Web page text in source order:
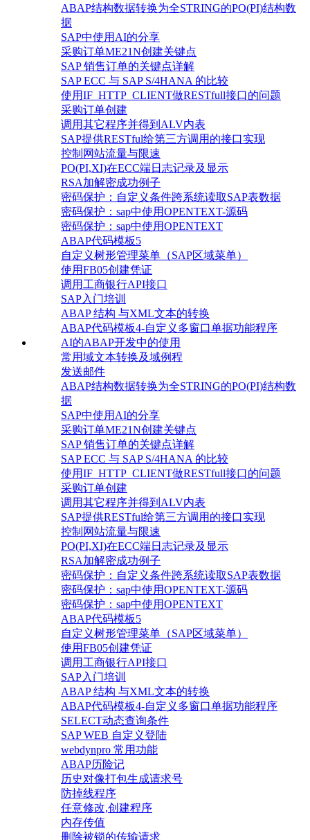
ABAP结构数据转换为全STRING的PO(PI)结构数
据
SAP中使用AI的分享
采购订单ME21N创建关键点
SAP 销售订单的关键点详解
SAP ECC 与 SAP S/4HANA 的比较
使用IF_HTTP_CLIENT做RESTfull接口的问题
采购订单创建
调用其它程序并得到ALV内表
SAP提供RESTful给第三方调用的接口实现
控制网站流量与限速
PO(PI,XI)在ECC端日志记录及显示
RSA加解密成功例子
密码保护：自定义条件跨系统读取SAP表数据
密码保护：sap中使用OPENTEXT-源码
密码保护：sap中使用OPENTEXT
ABAP代码模板5
自定义树形管理菜单（SAP区域菜单）
使用FB05创建凭证
调用工商银行API接口
SAP入门培训
ABAP 结构 与XML文本的转换
ABAP代码模板4-自定义多窗口单据功能程序
AI的ABAP开发中的使用
常用域文本转换及域例程
发送邮件
ABAP结构数据转换为全STRING的PO(PI)结构数
据
SAP中使用AI的分享
采购订单ME21N创建关键点
SAP 销售订单的关键点详解
SAP ECC 与 SAP S/4HANA 的比较
使用IF_HTTP_CLIENT做RESTfull接口的问题
采购订单创建
调用其它程序并得到ALV内表
SAP提供RESTful给第三方调用的接口实现
控制网站流量与限速
PO(PI,XI)在ECC端日志记录及显示
RSA加解密成功例子
密码保护：自定义条件跨系统读取SAP表数据
密码保护：sap中使用OPENTEXT-源码
密码保护：sap中使用OPENTEXT
ABAP代码模板5
自定义树形管理菜单（SAP区域菜单）
使用FB05创建凭证
调用工商银行API接口
SAP入门培训
ABAP 结构 与XML文本的转换
ABAP代码模板4-自定义多窗口单据功能程序
SELECT动态查询条件
SAP WEB 自定义登陆
webdynpro 常用功能
ABAP历险记
历史对像打包生成请求号
防掉线程序
任意修改,创建程序
内存传值
删除被锁的传输请求